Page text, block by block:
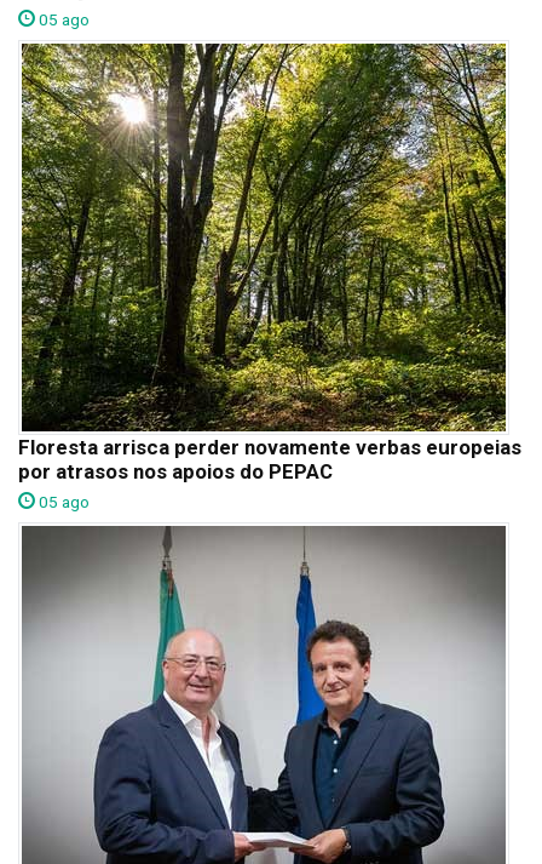
05 ago
Floresta arrisca perder novamente verbas europeias
por atrasos nos apoios do PEPAC
05 ago